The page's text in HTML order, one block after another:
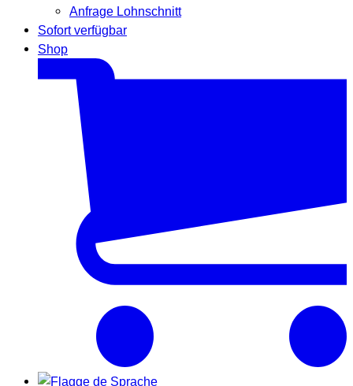
Anfrage Lohnschnitt
Sofort verfügbar
Shop
Sprache